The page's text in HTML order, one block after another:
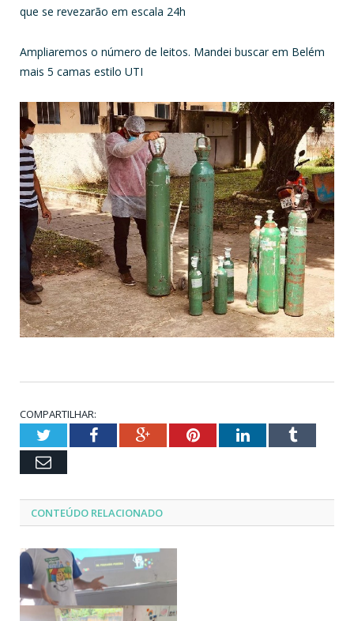
que se revezarão em escala 24h
Ampliaremos o número de leitos. Mandei buscar em Belém
mais 5 camas estilo UTI
COMPARTILHAR:
TwitterFacebookGoogle+PinterestLinkedInTumblr
Email
CONTEÚDO RELACIONADO